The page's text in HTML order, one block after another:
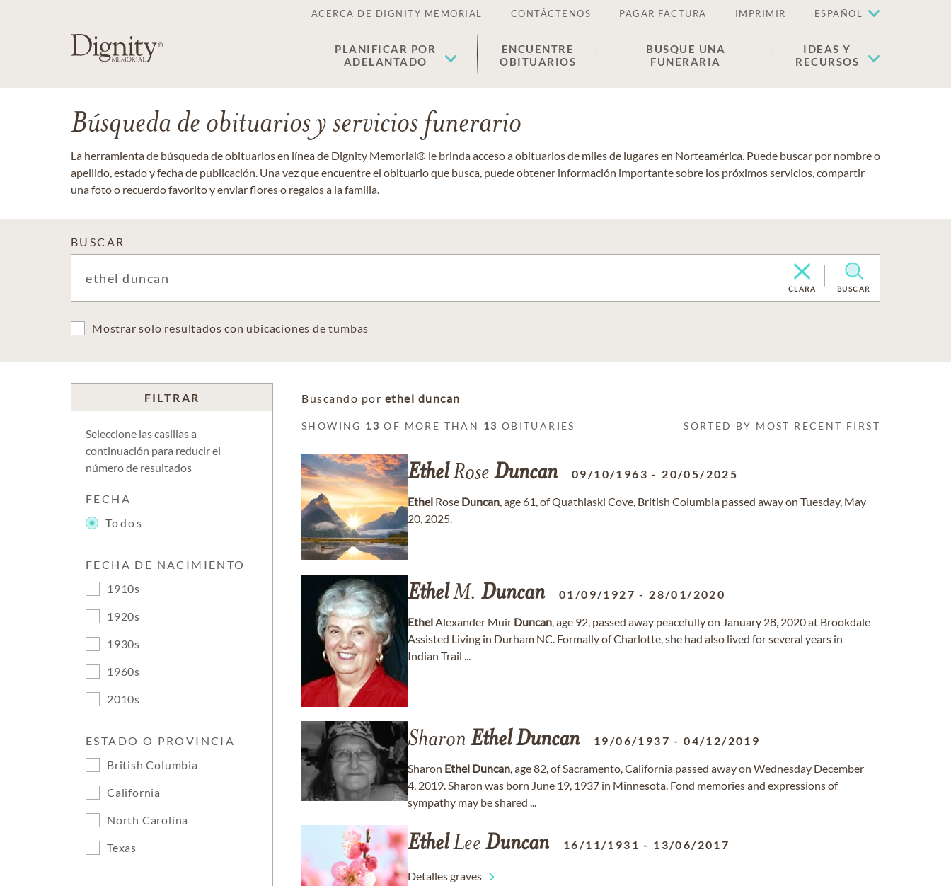
ACERCA DE DIGNITY MEMORIAL CONTÁCTENOS PAGAR FACTURA IMPRIMIR ESPAÑOL
PLANIFICAR POR
ADELANTADO
ENCUENTRE
OBITUARIOS
BUSQUE UNA
FUNERARIA
IDEAS Y
RECURSOS
Búsqueda de obituarios y servicios funerario
La herramienta de búsqueda de obituarios en línea de Dignity Memorial® le brinda acceso a obituarios de miles de lugares en Norteamérica. Puede buscar por nombre o
apellido, estado y fecha de publicación. Una vez que encuentre el obituario que busca, puede obtener información importante sobre los próximos servicios, compartir
una foto o recuerdo favorito y enviar flores o regalos a la familia.
BUSCAR
CLARA BUSCAR
Mostrar solo resultados con ubicaciones de tumbas
FILTRAR
Seleccione las casillas a
continuación para reducir el
número de resultados
FECHA
Todos
FECHA DE NACIMIENTO
1910s
1920s
1930s
1960s
2010s
ESTADO O PROVINCIA
British Columbia
California
North Carolina
Texas
Buscando por ethel duncan
SHOWING 13 OF MORE THAN 13 OBITUARIES SORTED BY MOST RECENT FIRST
EthelRose Duncan 09/10/1963 - 20/05/2025
Ethel Rose Duncan, age 61, of Quathiaski Cove, British Columbia passed away on Tuesday, May
20, 2025.
EthelM. Duncan 01/09/1927 - 28/01/2020
EthelAlexander Muir Duncan, age 92, passed away peacefully on January 28, 2020 at Brookdale
Assisted Living in Durham NC. Formally of Charlotte, she had also lived for several years in
Indian Trail ...
Sharon EthelDuncan 19/06/1937 -04/12/2019
Sharon Ethel Duncan, age 82, of Sacramento, California passed away on Wednesday December
4, 2019. Sharon was born June 19, 1937 in Minnesota. Fond memories and expressions of
sympathy may be shared ...
EthelLee Duncan 16/11/1931 - 13/06/2017
Detalles graves